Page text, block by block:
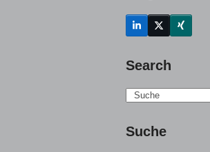
LinkedInTwitter
(deprecated)
Xing
Search
Search
Suche